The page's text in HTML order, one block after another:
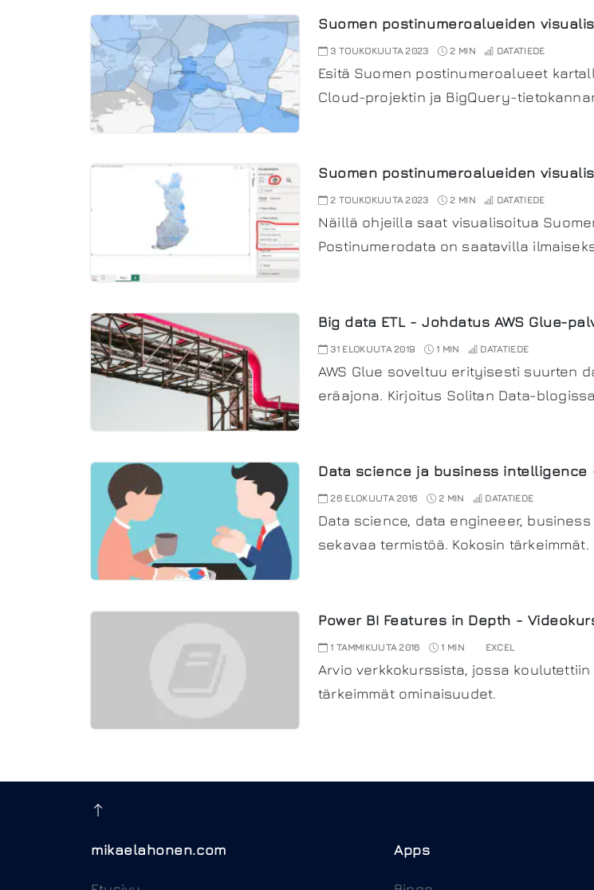
Suomen postinumeroalueiden
3 TOUKOKUUTA 2023 2 MIN DATATIEDE
Esitä Suomen postinumeroalueet
Cloud-projektin ja BigQuery-
Suomen postinumeroalueiden
2 TOUKOKUUTA 2023 2 MIN DATATIEDE
Näillä ohjeilla saat visualisoitua
Postinumerodata on saatavilla
Big data ETL - Johdatus AWS Glue-
31 ELOKUUTA 2019 1 MIN DATATIEDE
AWS Glue soveltuu erityisesti suurten
eräajona. Kirjoitus Solitan Data-
Data science ja business intelligence
26 ELOKUUTA 2016 2 MIN DATATIEDE
Data science, data engineeer,
sekavaa termistöä. Kokosin tärkeimmät.
Power BI Features in Depth -
1 TAMMIKUUTA 2016 1 MIN EXCEL
Arvio verkkokurssista, jossa
tärkeimmät ominaisuudet.
mikaelahonen.com Apps